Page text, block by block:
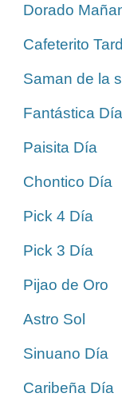
Dorado
Cafeterito
Saman de la
Fantástica Día
Paisita Día
Chontico Día
Pick 4 Día
Pick 3 Día
Pijao de Oro
Astro Sol
Sinuano Día
Caribeña Día